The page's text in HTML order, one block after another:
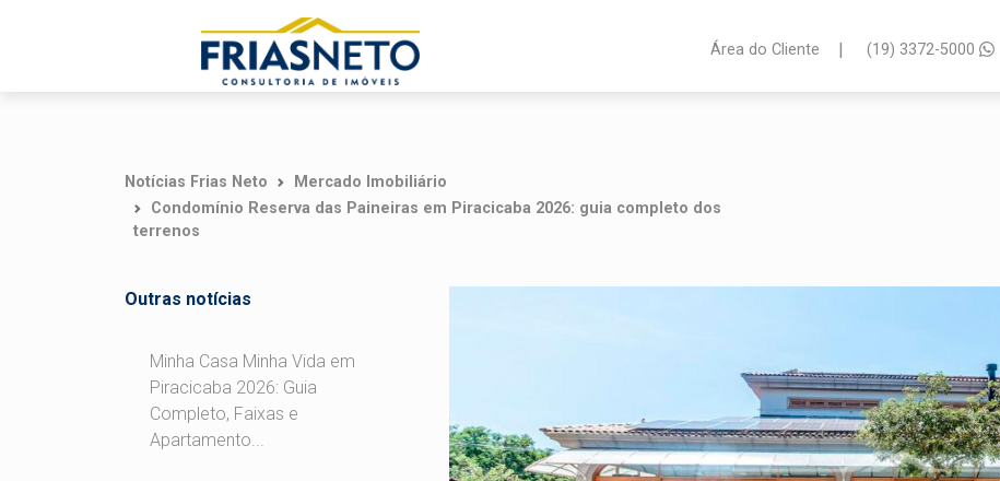
Área do Cliente | (19) 3372-5000
Notícias Frias Neto
Mercado Imobiliário
Condomínio Reserva das Paineiras em Piracicaba 2026: guia completo dos
terrenos
Outras notícias
Minha Casa Minha Vida em
Piracicaba 2026: Guia
Completo, Faixas e
Apartamento...